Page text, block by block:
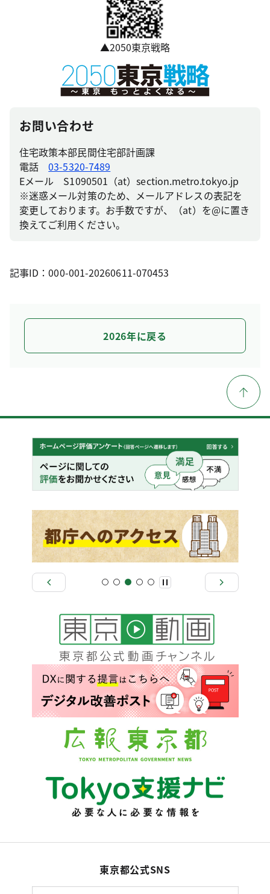
▲2050東京戦略
お問い合わせ
住宅政策本部民間住宅部計画課
電話03-5320-7489
Eメール S1090501（at）section.metro.tokyo.jp
※迷惑メール対策のため、メールアドレスの表記を
変更しております。お手数ですが、（at）を@に置き
換えてご利用ください。
記事ID：000-001-20260611-070453
2026年に戻る
東京都公式SNS